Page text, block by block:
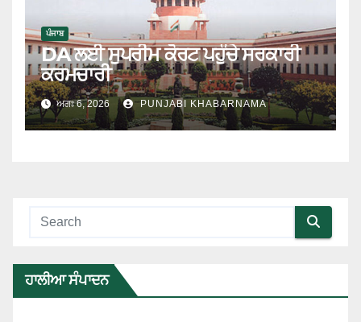
ਪੰਜਾਬ
DA ਲਈ ਸੁਪਰੀਮ ਕੋਰਟ ਪਹੁੰਚੇ ਸਰਕਾਰੀ
ਕਰਮਚਾਰੀ
ਅਗਃ 6, 2026 PUNJABI KHABARNAMA
ਹਾਲੀਆ ਸੰਪਾਦਨ